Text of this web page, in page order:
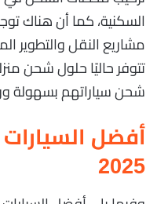
السكنية، كما أن هناك
مشاريع النقل والتطوير
تتوفر حاليًا حلول شحن
شحن سياراتهم بسهولة
أفضل السيارات
2025